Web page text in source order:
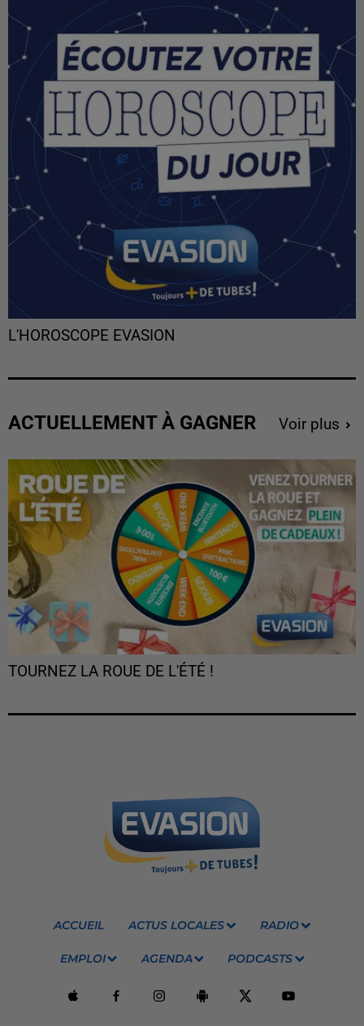
L'HOROSCOPE EVASION
ACTUELLEMENT À GAGNER Voir plus
TOURNEZ LA ROUE DE L'ÉTÉ !
ACCUEIL ACTUS LOCALES RADIO
EMPLOI AGENDA PODCASTS